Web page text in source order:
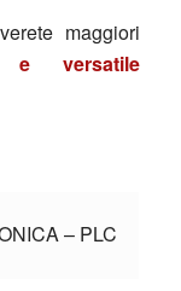
maggiori
e versatile
– PLC